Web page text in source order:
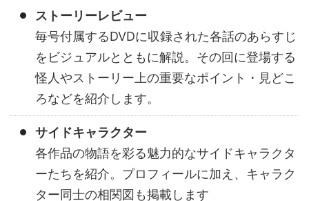
ストーリーレビュー
毎号付属するDVDに収録された各話のあらすじ
をビジュアルとともに解説。その回に登場する
怪人やストーリー上の重要なポイント・見どこ
ろなどを紹介します。
サイドキャラクター
各作品の物語を彩る魅力的なサイドキャラクタ
ーたちを紹介。プロフィールに加え、キャラク
ター同士の相関図も掲載します